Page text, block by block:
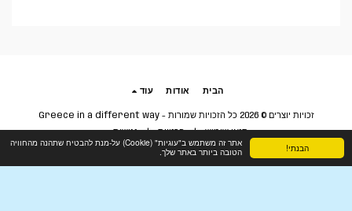
הבנתי!
אתר זה משתמש ב"עוגיות" (Cookie) על-מנת להבטיח שתהנה מהחוויה
הטובה ביותר באתר שלך.
הבית אודות עוד
זכויות יוצרים © 2026 כל הזכויות שמורות -
Greece in a different way
תנאי שימוש|פרטיות|נגישות